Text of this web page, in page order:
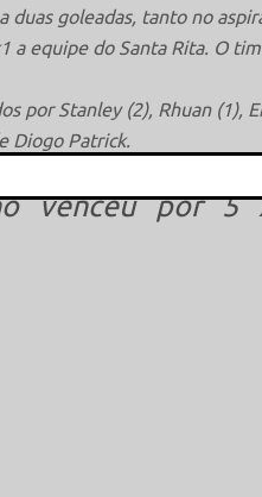
duas goleadas, tanto no
a equipe do Santa Rita. O
por Stanley (2), Rhuan (1),
Diogo Patrick.
venceu por
This